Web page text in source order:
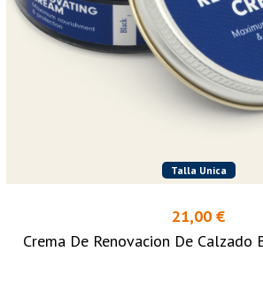
Talla Unica
21,00 €
Crema De Renovacion De Calzado